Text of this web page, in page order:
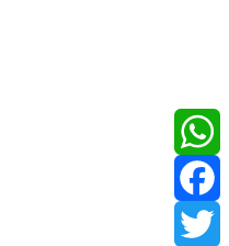
WhatsApp
Facebook